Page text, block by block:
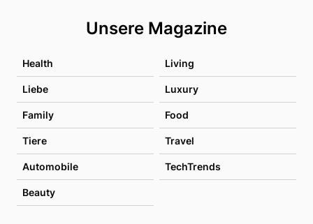
Unsere Magazine
Health Living
Liebe Luxury
Family Food
Tiere Travel
Automobile TechTrends
Beauty